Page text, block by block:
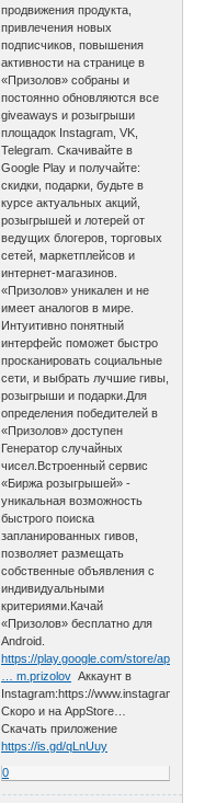
продвижения продукта,
привлечения новых
подписчиков, повышения
активности на странице в
«Призолов» собраны и
постоянно обновляются все
giveaways и розыгрыши
площадок Instagram, VK,
Telegram. Скачивайте в
Google Play и получайте:
скидки, подарки, будьте в
курсе актуальных акций,
розыгрышей и лотерей от
ведущих блогеров, торговых
сетей, маркетплейсов и
интернет-магазинов.
«Призолов» уникален и не
имеет аналогов в мире.
Интуитивно понятный
интерфейс поможет быстро
просканировать социальные
сети, и выбрать лучшие гивы,
розыгрыши и подарки.Для
определения победителей в
«Призолов» доступен
Генератор случайных
чисел.Встроенный сервис
«Биржа розыгрышей» -
уникальная возможность
быстрого поиска
запланированных гивов,
позволяет размещать
собственные объявления с
индивидуальными
критериями.Качай
«Призолов» бесплатно для
Android.
https://play.google.com/store/apps/deta
… m.prizolov Аккаунт в
Instagram:https://www.instagram.com/
Скоро и на AppStore…
Скачать приложение
https://is.gd/qLnUuy
0